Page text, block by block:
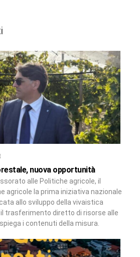
nuova opportunità
alle Politiche agricole, il
agricole la prima iniziativa nazionale
allo sviluppo della vivaistica
trasferimento diretto di risorse alle
spiega i contenuti della misura.